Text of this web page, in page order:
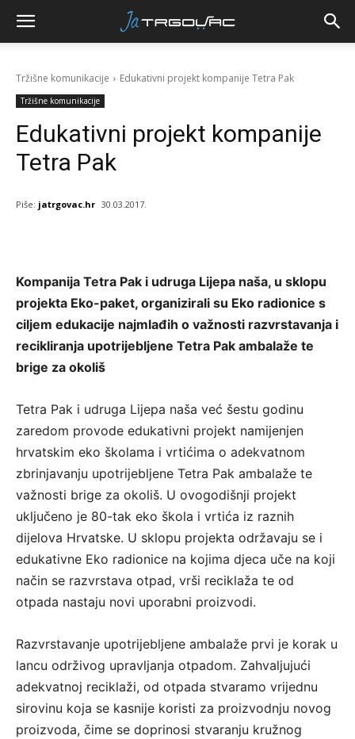
Tržišne komunikacije Edukativni projekt kompanije Tetra Pak
Tržišne komunikacije
Edukativni projekt kompanije
Tetra Pak
Piše: jatrgovac.hr 30.03.2017.
Kompanija Tetra Pak i udruga Lijepa naša, u sklopu
projekta Eko-paket, organizirali su Eko radionice s
ciljem edukacije najmlađih o važnosti razvrstavanja i
recikliranja upotrijebljene Tetra Pak ambalaže te
brige za okoliš
Tetra Pak i udruga Lijepa naša već šestu godinu
zaredom provode edukativni projekt namijenjen
hrvatskim eko školama i vrtićima o adekvatnom
zbrinjavanju upotrijebljene Tetra Pak ambalaže te
važnosti brige za okoliš. U ovogodišnji projekt
uključeno je 80-tak eko škola i vrtića iz raznih
dijelova Hrvatske. U sklopu projekta održavaju se i
edukativne Eko radionice na kojima djeca uče na koji
način se razvrstava otpad, vrši reciklaža te od
otpada nastaju novi uporabni proizvodi.
Razvrstavanje upotrijebljene ambalaže prvi je korak u
lancu održivog upravljanja otpadom. Zahvaljujući
adekvatnoj reciklaži, od otpada stvaramo vrijednu
sirovinu koja se kasnije koristi za proizvodnju novog
proizvoda, čime se doprinosi stvaranju kružnog